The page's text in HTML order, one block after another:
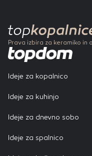
Prava izbira za keramiko in
Ideje za kopalnico
Ideje za kuhinjo
Ideje za dnevno sobo
Ideje za spalnico